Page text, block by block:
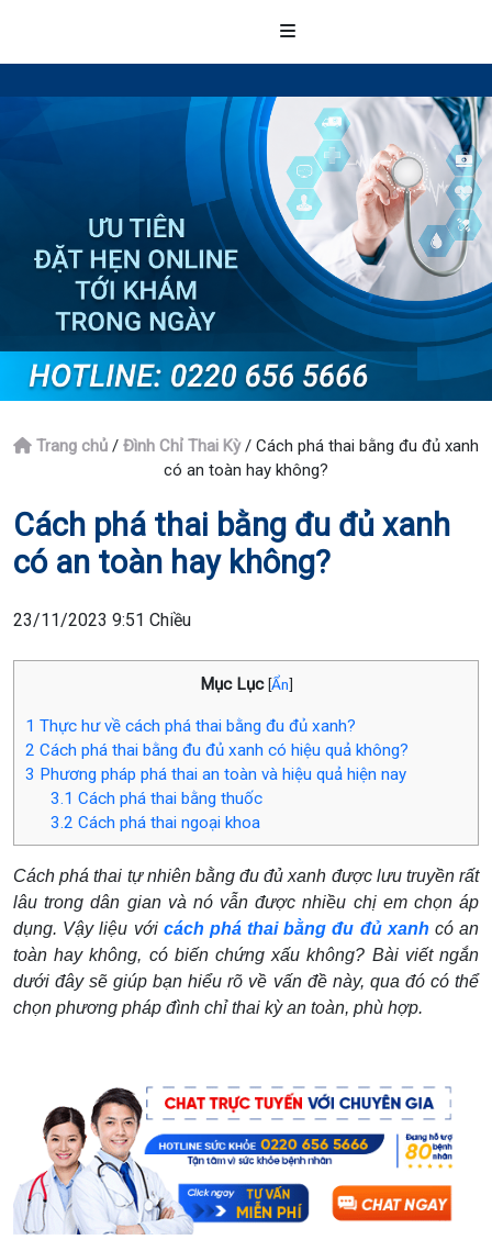
Trang chủ / Đình Chỉ Thai Kỳ/ Cách phá thai bằng đu đủ xanh
có an toàn hay không?
Cách phá thai bằng đu đủ xanh
có an toàn hay không?
23/11/2023 9:51 Chiều
Mục Lục [Ẩn]
1 Thực hư về cách phá thai bằng đu đủ xanh?
2 Cách phá thai bằng đu đủ xanh có hiệu quả không?
3 Phương pháp phá thai an toàn và hiệu quả hiện nay
3.1 Cách phá thai bằng thuốc
3.2 Cách phá thai ngoại khoa
Cách phá thai tự nhiên bằng đu đủ xanh được lưu truyền rất
lâu trong dân gian và nó vẫn được nhiều chị em chọn áp
dụng. Vậy liệu với cách phá thai bằng đu đủ xanh có an
toàn hay không, có biến chứng xấu không? Bài viết ngắn
dưới đây sẽ giúp bạn hiểu rõ về vấn đề này, qua đó có thể
chọn phương pháp đình chỉ thai kỳ an toàn, phù hợp.